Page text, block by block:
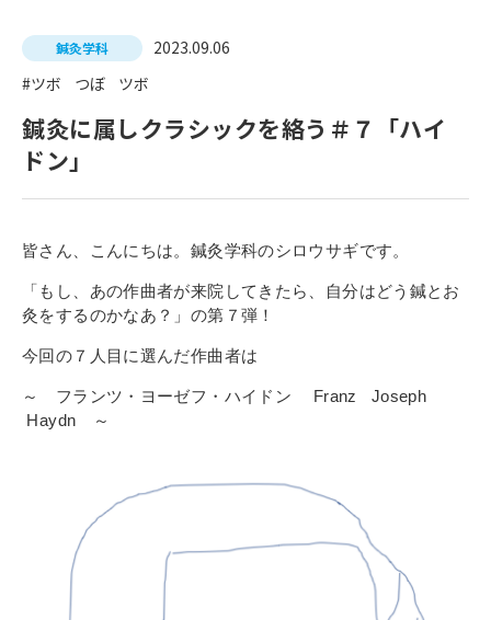
研修・講座
寄付金のご案内
卒業生の皆さまへ
ブログ
インターネット出願
鍼灸学科
2023.09.06
#ツボ
つぼ ツボ
鍼灸に属しクラシックを絡う＃７「ハイ
ドン」
皆さん、こんにちは。鍼灸学科のシロウサギです。
「もし、あの作曲者が来院してきたら、自分はどう鍼とお
灸をするのかなあ？」 の第７ 弾！
今回の７人目に選んだ作曲者は
～ フランツ・ヨーゼフ・ハイドン Franz Joseph
Haydn ～